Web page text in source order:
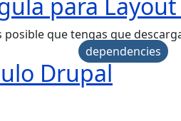
posible que tengas que
dependencies
Drupal